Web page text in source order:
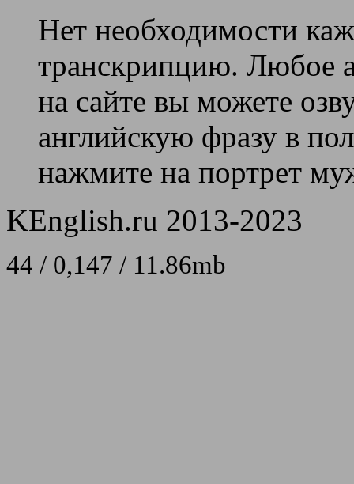
Нет необходимости
транскрипцию. Любое
на сайте вы можете
английскую фразу в
нажмите на портрет
KEnglish.ru 2013-2023
44 / 0,147 / 11.86mb